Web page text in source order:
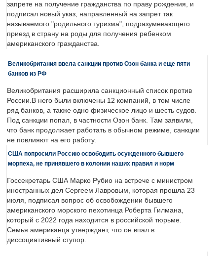
запрете на получение гражданства по праву рождения, и
подписал новый указ, направленный на запрет так
называемого "родильного туризма", подразумевающего
приезд в страну на роды для получения ребенком
американского гражданства.
Великобритания ввела санкции против Озон банка и еще пяти
банков из РФ
Великобритания расширила санкционный список против
России.В него были включены 12 компаний, в том числе
ряд банков, а также одно физическое лицо и шесть судов.
Под санкции попал, в частности Озон банк. Там заявили,
что банк продолжает работать в обычном режиме, санкции
не повлияют на его работу.
США попросили Россию освободить осужденного бывшего
морпеха, не принявшего в колонии наших правил и норм
Госсекретарь США Марко Рубио на встрече с министром
иностранных дел Сергеем Лавровым, которая прошла 23
июля, подписал вопрос об освобождении бывшего
американского морского пехотинца Роберта Гилмана,
который с 2022 года находится в российской тюрьме.
Семья американца утверждает, что он впал в
диссоциативный ступор.